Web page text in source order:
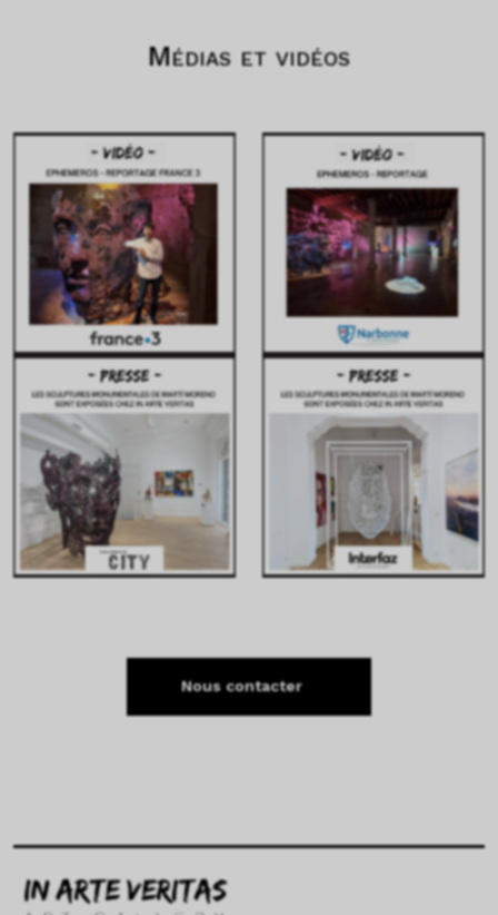
Médias et vidéos
Nous contacter